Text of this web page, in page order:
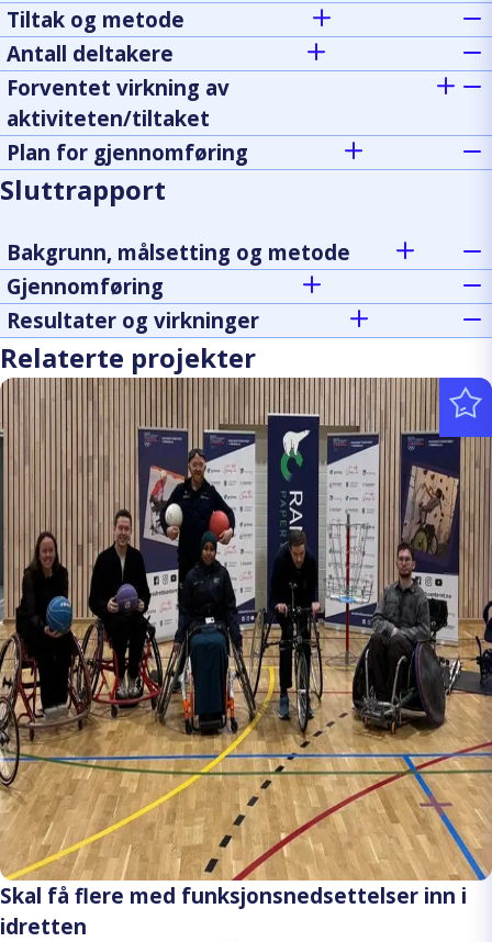
Tiltak og metode
Antall deltakere
Forventet virkning av
aktiviteten/tiltaket
Plan for gjennomføring
Sluttrapport
Bakgrunn, målsetting og metode
Gjennomføring
Resultater og virkninger
Relaterte projekter
Skal få flere med funksjonsnedsettelser inn i
idretten